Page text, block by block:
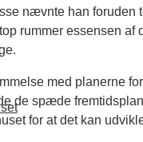
nævnte han foruden
rummer essensen
med planerne
de spæde
for at det kan